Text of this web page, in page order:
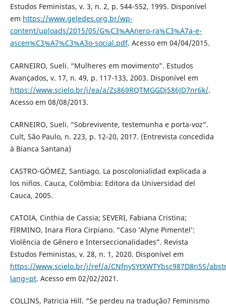
Estudos Feministas, v. 3, n. 2, p. 544-552, 1995. Disponível
em https://www.geledes.org.br/wp-
content/uploads/2015/05/G%C3%AAnero-ra%C3%A7a-e-
ascen%C3%A7%C3%A3o-social.pdf. Acesso em 04/04/2015.
CARNEIRO, Sueli. “Mulheres em movimento”. Estudos
Avançados, v. 17, n. 49, p. 117-133, 2003. Disponível em
https://www.scielo.br/j/ea/a/Zs869RQTMGGDj586JD7nr6k/.
Acesso em 08/08/2013.
CARNEIRO, Sueli. “Sobrevivente, testemunha e porta-voz”.
Cult, São Paulo, n. 223, p. 12-20, 2017. (Entrevista concedida
à Bianca Santana)
CASTRO-GÓMEZ, Santiago. La poscolonialidad explicada a
los niños. Cauca, Colômbia: Editora da Universidad del
Cauca, 2005.
CATOIA, Cinthia de Cassia; SEVERI, Fabiana Cristina;
FIRMINO, Inara Flora Cirpiano. “Caso ‘Alyne Pimentel’:
Violência de Gênero e Interseccionalidades”. Revista
Estudos Feministas, v. 28, n. 1, 2020. Disponível em
https://www.scielo.br/j/ref/a/CNfnySYtXWTYbsc987D8n5S/
lang=pt. Acesso em 02/02/2021.
COLLINS, Patricia Hill. “Se perdeu na tradução? Feminismo